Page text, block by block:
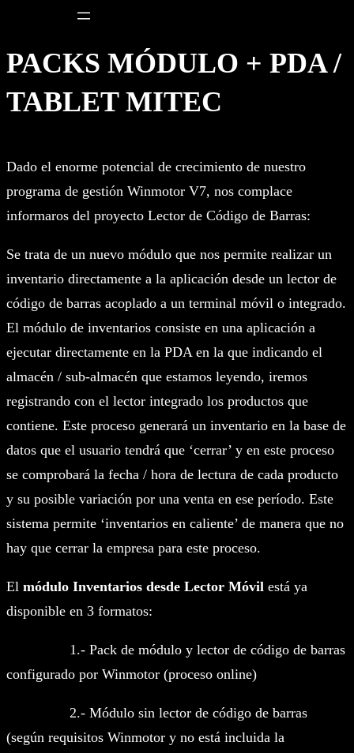
contenido
PACKS MÓDULO + PDA /
TABLET MITEC
Dado el enorme potencial de crecimiento de nuestro
programa de gestión Winmotor V7, nos complace
informaros del proyecto Lector de Código de Barras:
Se trata de un nuevo módulo que nos permite realizar un
inventario directamente a la aplicación desde un lector de
código de barras acoplado a un terminal móvil o integrado.
El módulo de inventarios consiste en una aplicación a
ejecutar directamente en la PDA en la que indicando el
almacén / sub-almacén que estamos leyendo, iremos
registrando con el lector integrado los productos que
contiene. Este proceso generará un inventario en la base de
datos que el usuario tendrá que ‘cerrar’ y en este proceso
se comprobará la fecha / hora de lectura de cada producto
y su posible variación por una venta en ese período. Este
sistema permite ‘inventarios en caliente’ de manera que no
hay que cerrar la empresa para este proceso.
El módulo Inventarios desde Lector Móvil está ya
disponible en 3 formatos:
1.- Pack de módulo y lector de código de barras
configurado por Winmotor (proceso online)
2.- Módulo sin lector de código de barras
(según requisitos Winmotor y no está incluida la